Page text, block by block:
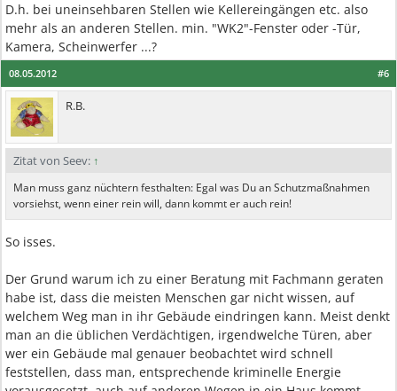
D.h. bei uneinsehbaren Stellen wie Kellereingängen etc. also
mehr als an anderen Stellen. min. "WK2"-Fenster oder -Tür,
Kamera, Scheinwerfer ...?
#6
08.05.2012
R.B.
Zitat von Seev: ↑
Man muss ganz nüchtern festhalten: Egal was Du an Schutzmaßnahmen
vorsiehst, wenn einer rein will, dann kommt er auch rein!
So isses.
Der Grund warum ich zu einer Beratung mit Fachmann geraten
habe ist, dass die meisten Menschen gar nicht wissen, auf
welchem Weg man in ihr Gebäude eindringen kann. Meist denkt
man an die üblichen Verdächtigen, irgendwelche Türen, aber
wer ein Gebäude mal genauer beobachtet wird schnell
feststellen, dass man, entsprechende kriminelle Energie